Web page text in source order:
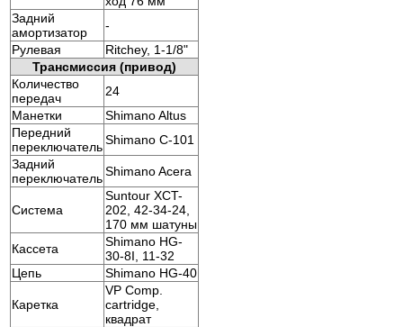
Задний
амортизатор
-
Рулевая
Ritchey, 1-1/8"
Трансмиссия (привод)
Количество
передач
24
Манетки
Shimano Altus
Передний
переключательShimano C-101
Задний
переключательShimano Acera
Система
Suntour XCT-
202, 42-34-24,
170 мм шатуны
Кассета
Shimano HG-
30-8I, 11-32
Цепь
Shimano HG-40
Каретка
VP Comp.
cartridge,
квадрат